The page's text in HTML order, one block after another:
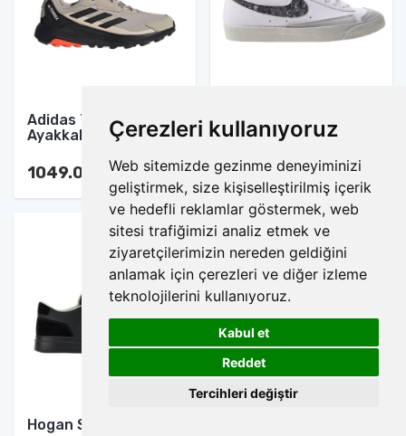
Çerezleri kullanıyoruz
Web sitemizde gezinme deneyiminizi
geliştirmek, size kişiselleştirilmiş içerik
ve hedefli reklamlar göstermek, web
sitesi trafiğimizi analiz etmek ve
ziyaretçilerimizin nereden geldiğini
anlamak için çerezleri ve diğer izleme
teknolojilerini kullanıyoruz.
Kabul et
Reddet
Tercihleri değiştir
Adidas Terrex Spor
Ayakkabı
1049.00 TL
Nike Blazer Mid Spor
Ayakkabı
1049.00 TL
Hogan Spor Ayakkabı